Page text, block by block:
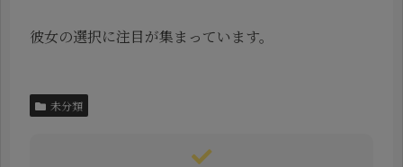
彼女の選択に注目が集まっています。
未分類